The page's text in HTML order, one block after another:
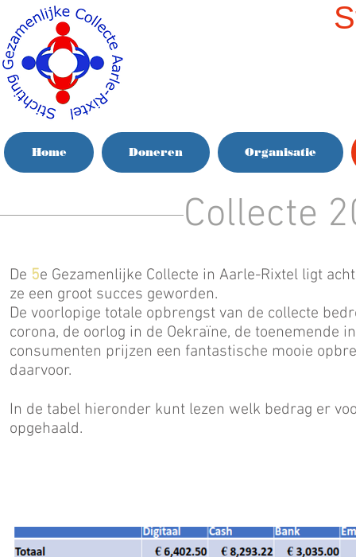
Home Doneren Organisatie
Collecte
De 5e Gezamenlijke Collecte in Aarle-Rixtel ligt
ze een groot succes geworden.
De voorlopige totale opbrengst van de collecte
corona, de oorlog in de Oekraïne, de toenemende
consumenten prijzen een fantastische mooie
daarvoor.
In de tabel hieronder kunt lezen welk bedrag er
opgehaald.